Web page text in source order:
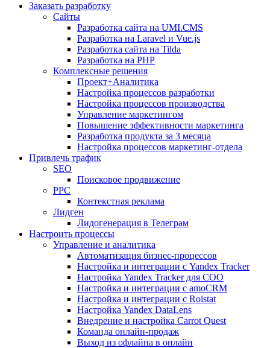
Заказать разработку
Сайты
Разработка сайта на UMI.CMS
Разработка на Laravel и Vue.js
Разработка сайта на Tilda
Разработка на PHP
Комплексные решения
Проект+Аналитика
Настройка процессов разработки
Настройка процессов производства
Управление маркетингом
Повышение эффективности маркетинга
Разработка продукта за 3 месяца
Настройка процессов маркетинг-отдела
Привлечь трафик
SEO
Поисковое продвижение
PPC
Контекстная реклама
Лидген
Лидогенерация в Телеграм
Настроить процессы
Управление и аналитика
Автоматизация бизнес-процессов
Настройка и интеграции с Yandex Tracker
Настройка Yandex Tracker для СОО
Настройка и интеграции с amoCRM
Настройка и интеграции с Roistat
Настройка Yandex DataLens
Внедрение и настройка Carrot Quest
Команда онлайн-продаж
Выход из офлайна в онлайн